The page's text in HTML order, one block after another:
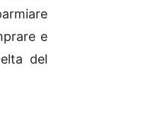
e
del